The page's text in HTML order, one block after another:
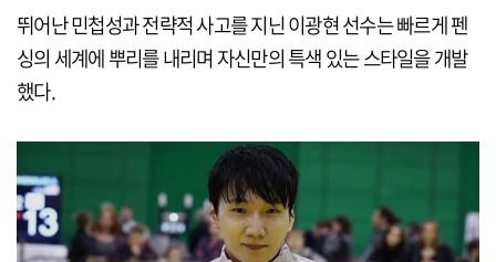
뛰어난 민첩성과 전략적 사고를 지닌 이광현 선수는 빠르게 펜
싱의 세계에 뿌리를 내리며 자신만의 특색 있는 스타일을 개발
했다.